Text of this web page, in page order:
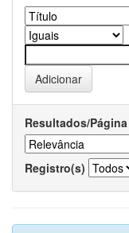
Resultados/Página
Registro(s)